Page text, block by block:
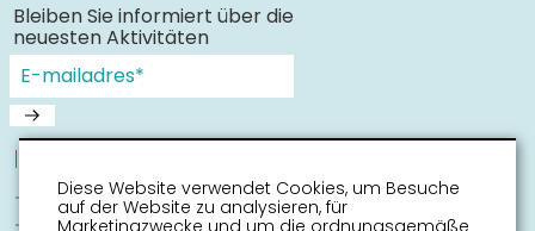
Bleiben Sie informiert über die
neuesten Aktivitäten
Informationen
Sneek mit Kinder
Sehenswürdigkeiten
Diese Website verwendet Cookies, um Besuche
auf der Website zu analysieren, für
Marketingzwecke und um die ordnungsgemäße